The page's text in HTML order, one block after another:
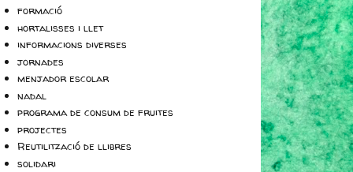
formació
hortalisses i llet
informacions diverses
jornades
menjador escolar
nadal
programa de consum de fruites
projectes
Reutilització de llibres
solidari